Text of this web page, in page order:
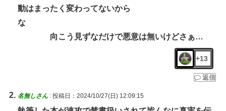
動はまったく変わってないから
な
向こう見ずなだけで悪意は無いけどさぁ…
+13
返信
名無しさん : 投稿日：2024/10/27(日) 12:09:15